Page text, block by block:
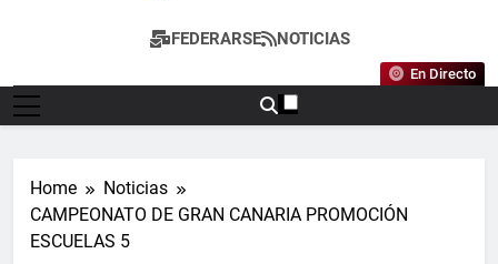
FEDERACION
CANARIA DE
TENIS
Sitio Oficial De La Federación Canaria De
FEDERARSE NOTICIAS
En Directo
Home
Noticias
CAMPEONATO DE GRAN CANARIA PROMOCIÓN
ESCUELAS 5